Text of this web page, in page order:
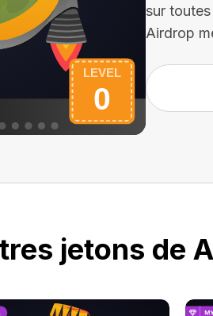
sur
Airdrop
jetons de